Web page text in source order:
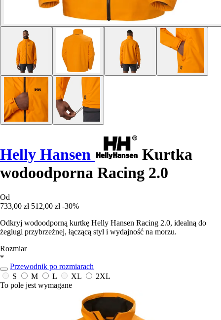
Helly Hansen
Kurtka
wodoodporna Racing 2.0
Od
733,00 zł 512,00 zł -30%
Odkryj wodoodporną kurtkę Helly Hansen Racing 2.0, idealną do
żeglugi przybrzeżnej, łączącą styl i wydajność na morzu.
Rozmiar
*
Przewodnik po rozmiarach
S
M L XL
2XL
To pole jest wymagane